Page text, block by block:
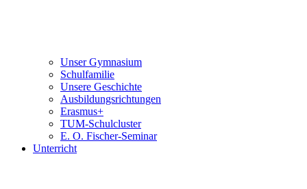
Unser Gymnasium
Schulfamilie
Unsere Geschichte
Ausbildungsrichtungen
Erasmus+
TUM-Schulcluster
E. O. Fischer-Seminar
Unterricht